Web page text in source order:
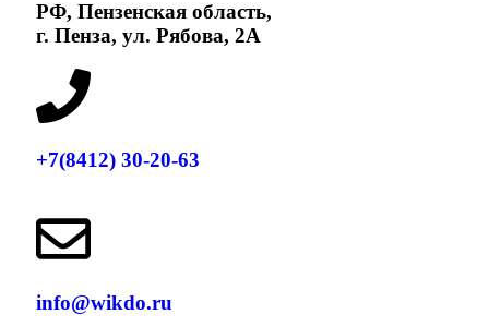
РФ, Пензенская область,
г. Пенза, ул. Рябова, 2А
+7(8412) 30-20-63
info@wikdo.ru